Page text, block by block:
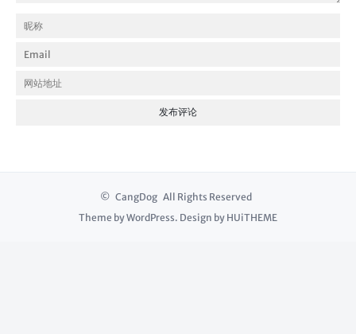
© CangDog All Rights Reserved
Theme byWordPress. Design by HUiTHEME